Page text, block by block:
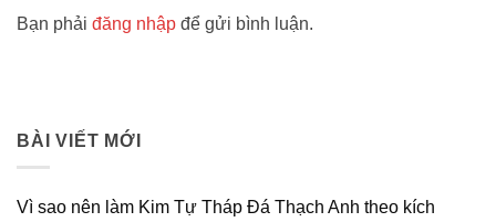
Bạn phải đăng nhập để gửi bình luận.
BÀI VIẾT MỚI
Vì sao nên làm Kim Tự Tháp Đá Thạch Anh theo kích